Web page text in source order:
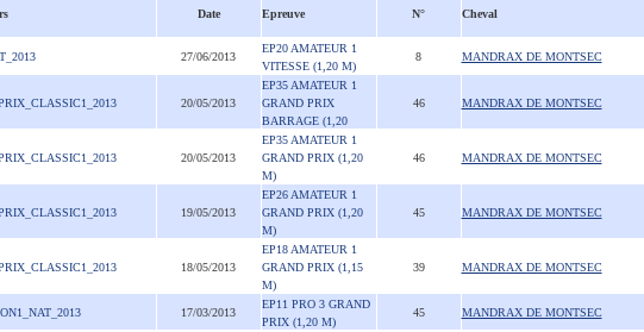
Date Epreuve N° Cheval
27/06/2013
EP20 AMATEUR 1
VITESSE (1,20 M)
8 MANDRAX DE MONTSEC
20/05/2013
EP35 AMATEUR 1
GRAND PRIX
BARRAGE (1,20
46 MANDRAX DE MONTSEC
20/05/2013
EP35 AMATEUR 1
GRAND PRIX (1,20
M)
46 MANDRAX DE MONTSEC
19/05/2013
EP26 AMATEUR 1
GRAND PRIX (1,20
M)
45 MANDRAX DE MONTSEC
18/05/2013
EP18 AMATEUR 1
GRAND PRIX (1,15
M)
39 MANDRAX DE MONTSEC
17/03/2013
EP11 PRO 3 GRAND
PRIX (1,20 M)
45 MANDRAX DE MONTSEC